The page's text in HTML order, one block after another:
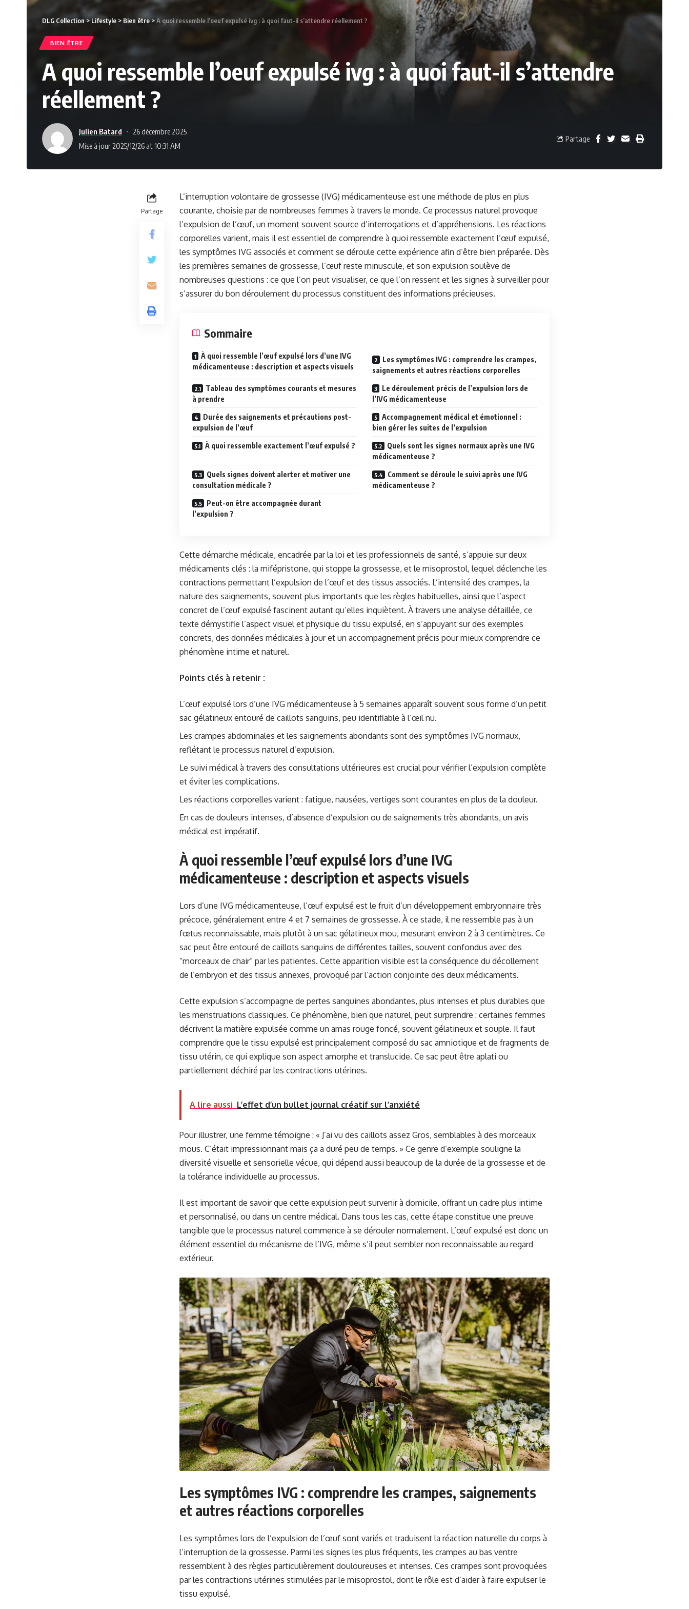
DLG Collection>Lifestyle > Bien être>A quoi ressemble l’oeuf expulsé ivg : à quoi faut-il s’attendre réellement ?
BIEN ÊTRE
A quoi ressemble l’oeuf expulsé ivg : à quoi faut-il s’attendre
réellement ?
Julien Batard
26 décembre 2025
Mise à jour 2025/12/26 at 10:31 AM
Partage
Partage
L’interruption volontaire de grossesse (IVG) médicamenteuse est une méthode de plus en plus
courante, choisie par de nombreuses femmes à travers le monde. Ce processus naturel provoque
l’expulsion de l’œuf, un moment souvent source d’interrogations et d’appréhensions. Les réactions
corporelles varient, mais il est essentiel de comprendre à quoi ressemble exactement l’œuf expulsé,
les symptômes IVG associés et comment se déroule cette expérience afin d’être bien préparée. Dès
les premières semaines de grossesse, l’œuf reste minuscule, et son expulsion soulève de
nombreuses questions : ce que l’on peut visualiser, ce que l’on ressent et les signes à surveiller pour
s’assurer du bon déroulement du processus constituent des informations précieuses.
Sommaire
À quoi ressemble l’œuf expulsé lors d’une IVG
médicamenteuse : description et aspects visuels
Les symptômes IVG : comprendre les crampes,
saignements et autres réactions corporelles
Tableau des symptômes courants et mesures
à prendre
Le déroulement précis de l’expulsion lors de
l’IVG médicamenteuse
Durée des saignements et précautions post-
expulsion de l’œuf
Accompagnement médical et émotionnel :
bien gérer les suites de l’expulsion
À quoi ressemble exactement l’œuf expulsé ?
Quels sont les signes normaux après une IVG
médicamenteuse ?
Quels signes doivent alerter et motiver une
consultation médicale ?
Comment se déroule le suivi après une IVG
médicamenteuse ?
Peut-on être accompagnée durant
l’expulsion ?
Cette démarche médicale, encadrée par la loi et les professionnels de santé, s’appuie sur deux
médicaments clés : la mifépristone, qui stoppe la grossesse, et le misoprostol, lequel déclenche les
contractions permettant l’expulsion de l’œuf et des tissus associés. L’intensité des crampes, la
nature des saignements, souvent plus importants que les règles habituelles, ainsi que l’aspect
concret de l’œuf expulsé fascinent autant qu’elles inquiètent. À travers une analyse détaillée, ce
texte démystifie l’aspect visuel et physique du tissu expulsé, en s’appuyant sur des exemples
concrets, des données médicales à jour et un accompagnement précis pour mieux comprendre ce
phénomène intime et naturel.
Points clés à retenir :
L’œuf expulsé lors d’une IVG médicamenteuse à 5 semaines apparaît souvent sous forme d’un petit
sac gélatineux entouré de caillots sanguins, peu identifiable à l’œil nu.
Les crampes abdominales et les saignements abondants sont des symptômes IVG normaux,
reflétant le processus naturel d’expulsion.
Le suivi médical à travers des consultations ultérieures est crucial pour vérifier l’expulsion complète
et éviter les complications.
Les réactions corporelles varient : fatigue, nausées, vertiges sont courantes en plus de la douleur.
En cas de douleurs intenses, d’absence d’expulsion ou de saignements très abondants, un avis
médical est impératif.
À quoi ressemble l’œuf expulsé lors d’une IVG
médicamenteuse : description et aspects visuels
Lors d’une IVG médicamenteuse, l’œuf expulsé est le fruit d’un développement embryonnaire très
précoce, généralement entre 4 et 7 semaines de grossesse. À ce stade, il ne ressemble pas à un
fœtus reconnaissable, mais plutôt à un sac gélatineux mou, mesurant environ 2 à 3 centimètres. Ce
sac peut être entouré de caillots sanguins de différentes tailles, souvent confondus avec des
“morceaux de chair” par les patientes. Cette apparition visible est la conséquence du décollement
de l’embryon et des tissus annexes, provoqué par l’action conjointe des deux médicaments.
Cette expulsion s’accompagne de pertes sanguines abondantes, plus intenses et plus durables que
les menstruations classiques. Ce phénomène, bien que naturel, peut surprendre : certaines femmes
décrivent la matière expulsée comme un amas rouge foncé, souvent gélatineux et souple. Il faut
comprendre que le tissu expulsé est principalement composé du sac amniotique et de fragments de
tissu utérin, ce qui explique son aspect amorphe et translucide. Ce sac peut être aplati ou
partiellement déchiré par les contractions utérines.
A lire aussi L’effet d’un bullet journal créatif sur l’anxiété
Pour illustrer, une femme témoigne : « J’ai vu des caillots assez Gros, semblables à des morceaux
mous. C’était impressionnant mais ça a duré peu de temps. » Ce genre d’exemple souligne la
diversité visuelle et sensorielle vécue, qui dépend aussi beaucoup de la durée de la grossesse et de
la tolérance individuelle au processus.
Il est important de savoir que cette expulsion peut survenir à domicile, offrant un cadre plus intime
et personnalisé, ou dans un centre médical. Dans tous les cas, cette étape constitue une preuve
tangible que le processus naturel commence à se dérouler normalement. L’œuf expulsé est donc un
élément essentiel du mécanisme de l’IVG, même s’il peut sembler non reconnaissable au regard
extérieur.
Les symptômes IVG : comprendre les crampes, saignements
et autres réactions corporelles
Les symptômes lors de l’expulsion de l’œuf sont variés et traduisent la réaction naturelle du corps à
l’interruption de la grossesse. Parmi les signes les plus fréquents, les crampes au bas ventre
ressemblent à des règles particulièrement douloureuses et intenses. Ces crampes sont provoquées
par les contractions utérines stimulées par le misoprostol, dont le rôle est d’aider à faire expulser le
tissu expulsé.